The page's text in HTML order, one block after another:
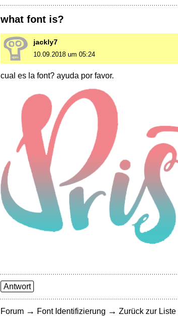
what font is?
jackly7
10.09.2018 um 05:24
cual es la font? ayuda por favor.
Antwort
Forum → Font Identifizierung → Zurück zur Liste